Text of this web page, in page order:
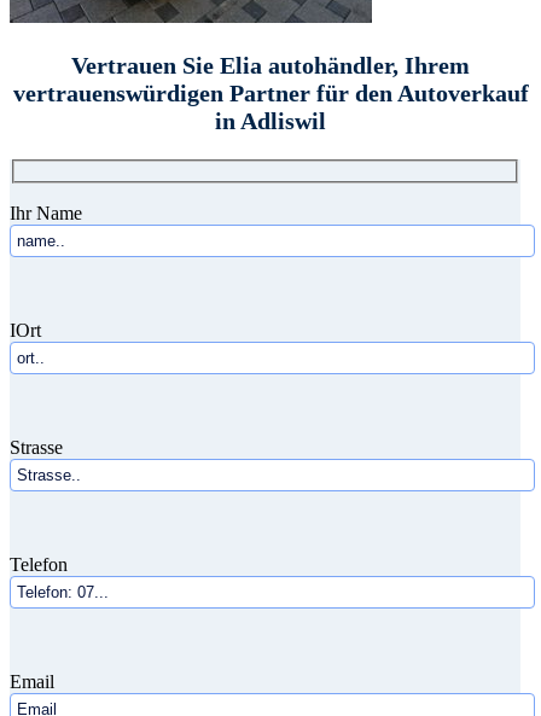
Vertrauen Sie Elia autohändler, Ihrem
vertrauenswürdigen Partner für den Autoverkauf
in Adliswil
Ihr Name
IOrt
Strasse
Telefon
Email